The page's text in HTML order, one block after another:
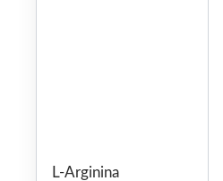
L-Arginina